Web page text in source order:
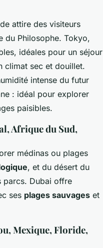
attire des visiteurs
du Philosophe. Tokyo,
idéales pour un séjour
climat sec et douillet.
intense du futur
: idéal pour explorer
paisibles.
Afrique du Sud,
médinas ou plages
, et du désert du
parcs. Dubai offre
ses plages sauvages et
Mexique, Floride,